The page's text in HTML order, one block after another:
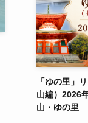
「ゆの里」
山編）2026
山・ゆの里